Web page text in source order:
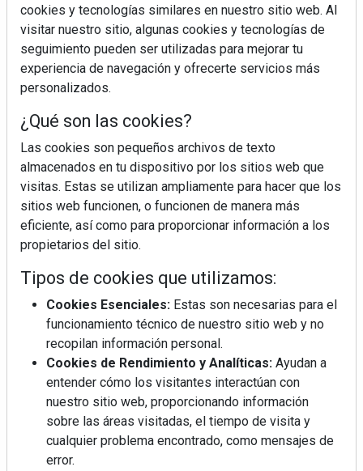
REVISTA 378
cookies y tecnologías similares en nuestro sitio web. Al
visitar nuestro sitio, algunas cookies y tecnologías de
seguimiento pueden ser utilizadas para mejorar tu
experiencia de navegación y ofrecerte servicios más
personalizados.
¿Qué son las cookies?
Las cookies son pequeños archivos de texto
almacenados en tu dispositivo por los sitios web que
visitas. Estas se utilizan ampliamente para hacer que los
sitios web funcionen, o funcionen de manera más
eficiente, así como para proporcionar información a los
propietarios del sitio.
Tipos de cookies que utilizamos:
Cookies Esenciales: Estas son necesarias para el
funcionamiento técnico de nuestro sitio web y no
recopilan información personal.
Cookies de Rendimiento y Analíticas: Ayudan a
entender cómo los visitantes interactúan con
nuestro sitio web, proporcionando información
sobre las áreas visitadas, el tiempo de visita y
cualquier problema encontrado, como mensajes de
error.